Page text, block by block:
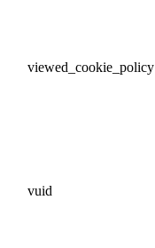
viewed_cookie_policy
vuid